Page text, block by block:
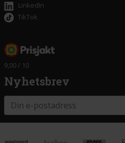
LinkedIn
TikTok
9,00 / 10
Nyhetsbrev